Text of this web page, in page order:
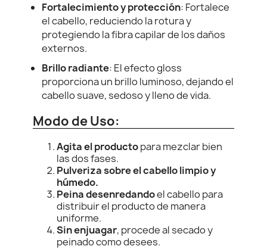
Fortalecimiento y protección: Fortalece
el cabello, reduciendo la rotura y
protegiendo la fibra capilar de los daños
externos.
Brillo radiante: El efecto gloss
proporciona un brillo luminoso, dejando el
cabello suave, sedoso y lleno de vida.
Modo de Uso:
Agita el productopara mezclar bien
las dos fases.
Pulveriza sobre el cabello limpio y
húmedo.
Peina desenredandoel cabello para
distribuir el producto de manera
uniforme.
Sin enjuagar, procede al secado y
peinado como desees.